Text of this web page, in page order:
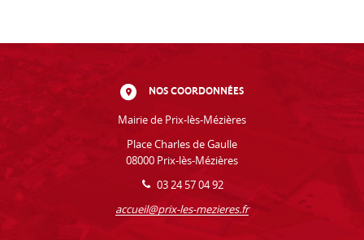
NOS COORDONNÉES
Mairie de Prix-lès-Mézières
Place Charles de Gaulle
08000 Prix-lès-Mézières
03 24 57 04 92
accueil@prix-les-mezieres.fr